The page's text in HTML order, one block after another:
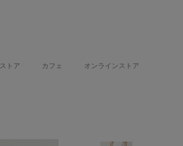
ストア カフェ オンラインストア